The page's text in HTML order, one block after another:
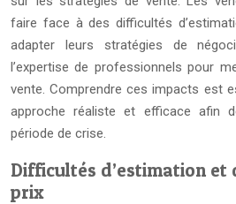
faire face à des difficultés
adapter leurs stratégies de
l’expertise de professionnels pour
vente. Comprendre ces impacts est
approche réaliste et efficace afin
période de crise.
Difficultés d’estimation
prix